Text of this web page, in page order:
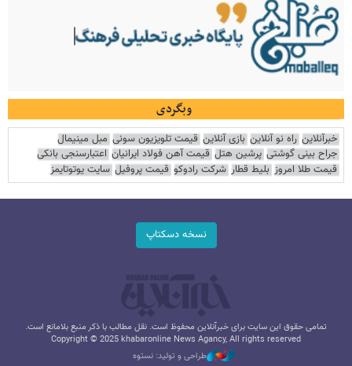
وبگردی
خبرآنلاین راه نو آنلاین بازی آنلاین قیمت تلویزیون سونی مبل مینیمال
جراح بینی گوشتی پرشین هتل قیمت آهن فولاد ایرانیان اعتبارسنجی بانکی
قیمت طلا امروز بلیط قطار شرکت رادوکو قیمت پروفیل سایت یوتوتایمز
نسخه دسکتاپ
تمامی حقوق این سایت برای خبرآنلاین محفوظ است. نقل مطالب با ذکر منبع بلامانع است.
Copyright © 2025 khabaronline News Agancy, All rights reserved
طراحی و تولید: نستوه